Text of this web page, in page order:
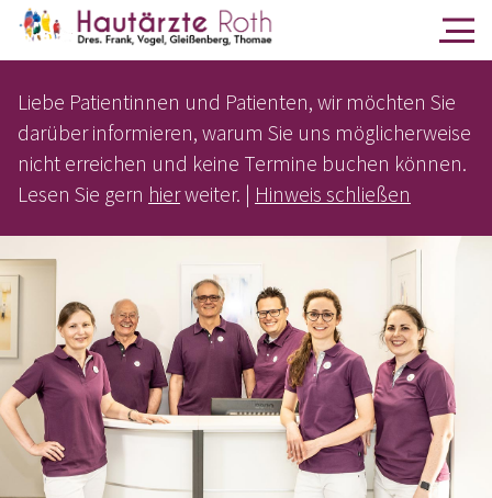
Liebe Patientinnen und Patienten, wir möchten Sie
darüber informieren, warum Sie uns möglicherweise
nicht erreichen und keine Termine buchen können.
Lesen Sie gern hierweiter. | Hinweis schließen